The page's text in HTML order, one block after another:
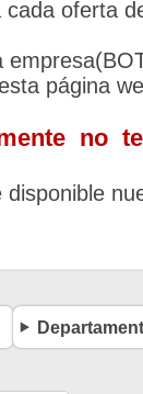
cada oferta
página
no
disponible